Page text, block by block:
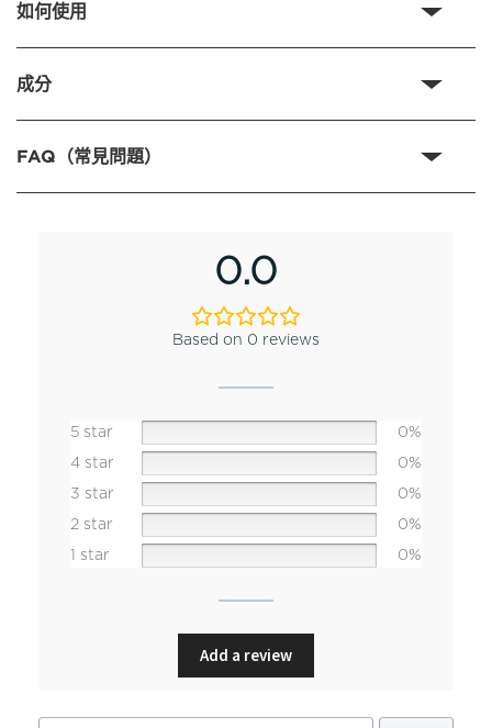
如何使用
成分
FAQ（常見問題）
0.0
Based on 0 reviews
5 star
0%
4 star
0%
3 star
0%
2 star
0%
1 star
0%
Add a review